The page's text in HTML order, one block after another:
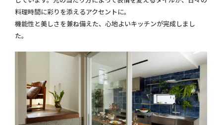
料理時間に彩りを添えるアクセントに。
機能性と美しさを兼ね備えた、心地よいキッチンが完成しまし
た。